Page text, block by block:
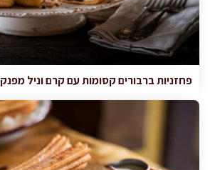
פחזניות ברבורים קסומות עם קרם וניל מפנק